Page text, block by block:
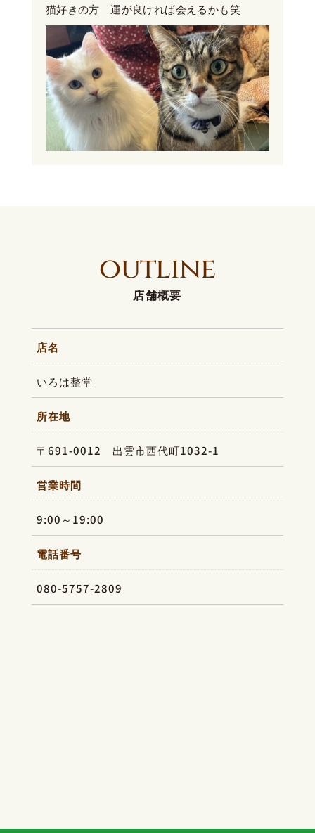
猫好きの方 運が良ければ会えるかも笑
outline
店舗概要
店名
いろは整堂
所在地
〒691-0012 出雲市西代町1032-1
営業時間
9:00～19:00
電話番号
080-5757-2809